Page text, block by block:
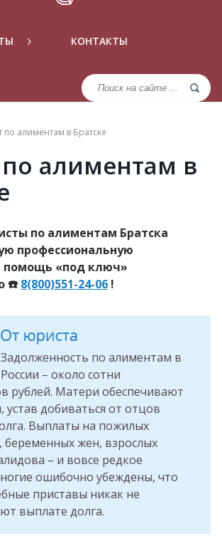
КОНТАКТЫ
алиментам в Братске
алиментам в
по алиментам Братска
профессиональную
«под ключ»
☎️ 8(800)551-24-06 !
Задолженность по алиментам в
России – около сотни
рублей. Матери обеспечивают
устав добиваться от отцов
Выплаты на пожилых
беременных жен, взрослых
– и вовсе редкое
ошибочно убеждены, что
приставы никак не
выплате долга.